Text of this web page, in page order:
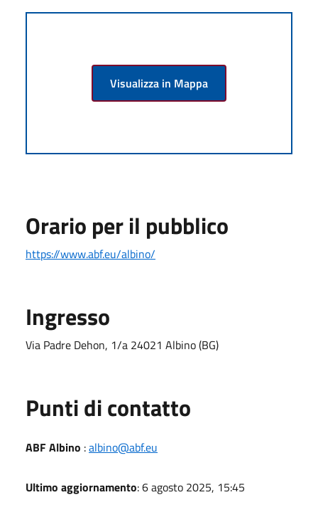
Visualizza in Mappa
Orario per il pubblico
https://www.abf.eu/albino/
Ingresso
Via Padre Dehon, 1/a 24021 Albino (BG)
Punti di contatto
ABF Albino :albino@abf.eu
Ultimo aggiornamento: 6 agosto 2025, 15:45